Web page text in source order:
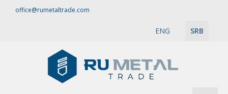
office@rumetaltrade.com
ENG SRB